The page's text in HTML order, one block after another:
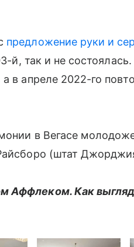
предложение руки и
й, так и не
в апреле 2022-го
в Вегасе
(штат
Аффлеком. Как